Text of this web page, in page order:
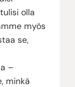
olla
myös
se,
–
minkä